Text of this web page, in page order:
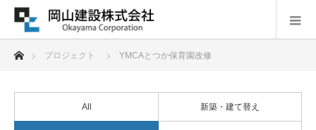
ホームプロジェクト YMCAとつか保育園改修
All 新築・建て替え